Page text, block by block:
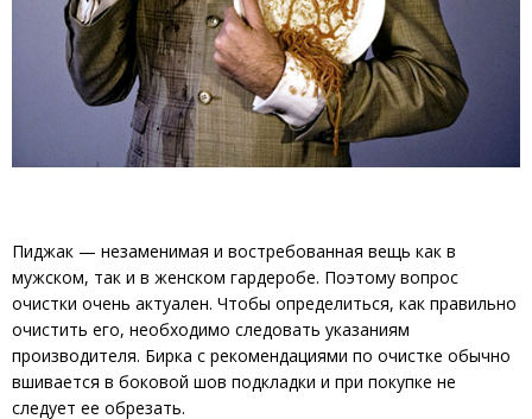
Пиджак — незаменимая и востребованная вещь как в
мужском, так и в женском гардеробе. Поэтому вопрос
очистки очень актуален. Чтобы определиться, как правильно
очистить его, необходимо следовать указаниям
производителя. Бирка с рекомендациями по очистке обычно
вшивается в боковой шов подкладки и при покупке не
следует ее обрезать.